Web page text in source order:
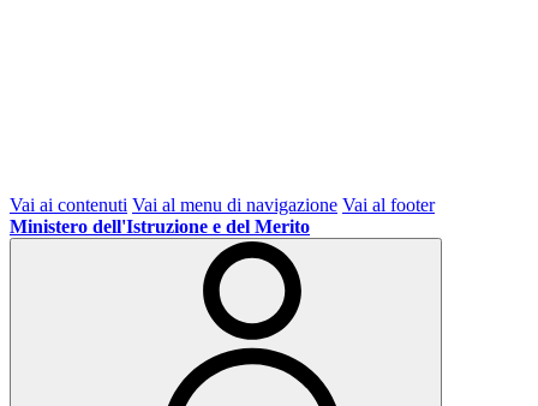
Vai ai contenuti Vai al menu di navigazione Vai al footer
Ministero dell'Istruzione e del Merito